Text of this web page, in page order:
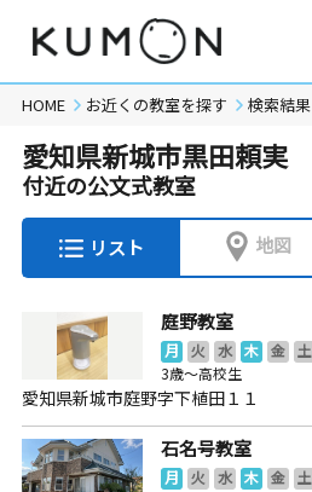
HOME お近くの教室を探す 検索結果
愛知県新城市黒田頼実
付近の公文式教室
リスト 地図
庭野教室
月 火 水 木 金 土
3歳～高校生
愛知県新城市庭野字下植田１１
石名号教室
月 火 水 木 金 土